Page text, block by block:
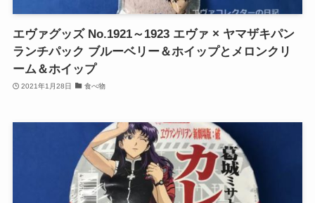
エヴァグッズ No.1921～1923 エヴァ × ヤマザキパン
ランチパック ブルーベリー＆ホイップとメロンクリ
ーム＆ホイップ
2021年1月28日 食べ物